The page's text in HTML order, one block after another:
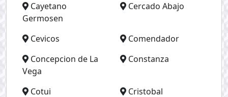
Cayetano
Germosen
Cercado Abajo
Cevicos
Comendador
Concepcion de La
Vega
Constanza
Cotui
Cristobal